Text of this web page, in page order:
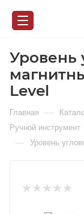
Уровень
Level
Главная —
Ручной инструмент
— Уровень